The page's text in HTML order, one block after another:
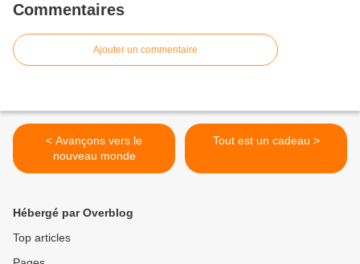
Commentaires
Ajouter un commentaire
< Avançons vers le
nouveau monde
Tout est un cadeau >
Hébergé par Overblog
Top articles